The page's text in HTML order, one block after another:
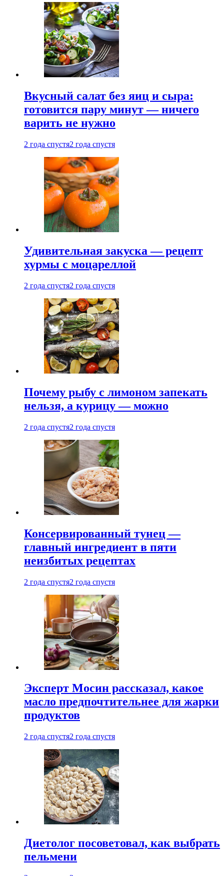
Вкусный салат без яиц и сыра:
готовится пару минут — ничего
варить не нужно
2 года спустя2 года спустя
Удивительная закуска — рецепт
хурмы с моцареллой
2 года спустя2 года спустя
Почему рыбу с лимоном запекать
нельзя, а курицу — можно
2 года спустя2 года спустя
Консервированный тунец —
главный ингредиент в пяти
неизбитых рецептах
2 года спустя2 года спустя
Эксперт Мосин рассказал, какое
масло предпочтительнее для жарки
продуктов
2 года спустя2 года спустя
Диетолог посоветовал, как выбрать
пельмени